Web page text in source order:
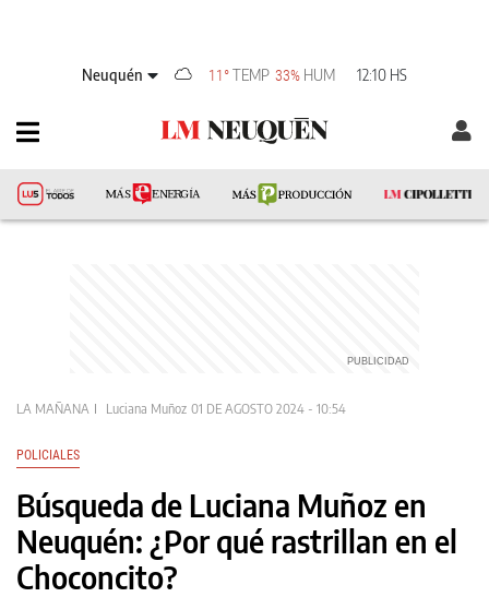
Neuquén 11°TEMP 33% HUM 12:10 HS
LA MAÑANA Luciana Muñoz 01 DE AGOSTO 2024 - 10:54
POLICIALES
Búsqueda de Luciana Muñoz en
Neuquén: ¿Por qué rastrillan en el
Choconcito?